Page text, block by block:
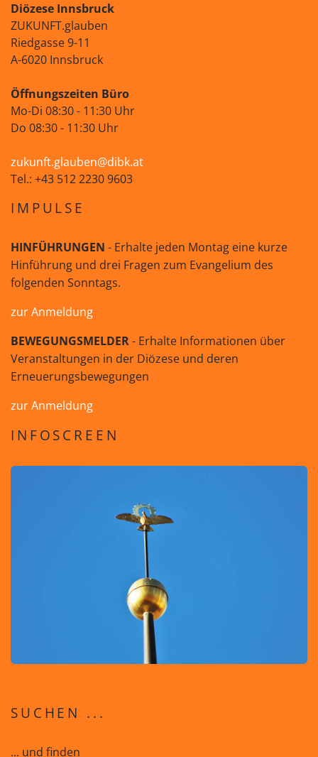
Diözese Innsbruck
ZUKUNFT.glauben
Riedgasse 9-11
A-6020 Innsbruck
Öffnungszeiten Büro
Mo-Di 08:30 - 11:30 Uhr
Do 08:30 - 11:30 Uhr
zukunft.glauben@dibk.at
Tel.: +43 512 2230 9603
IMPULSE
HINFÜHRUNGEN - Erhalte jeden Montag eine kurze
Hinführung und drei Fragen zum Evangelium des
folgenden Sonntags.
zur Anmeldung
BEWEGUNGSMELDER- Erhalte Informationen über
Veranstaltungen in der Diözese und deren
Erneuerungsbewegungen
zur Anmeldung
INFOSCREEN
SUCHEN ...
... und finden